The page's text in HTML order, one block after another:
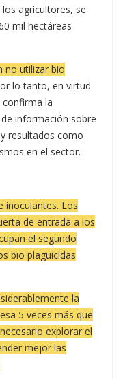
agricultores, se
mil hectáreas
no utilizar bio
lo tanto, en virtud
confirma la
información sobre
resultados como
en el sector.
inoculantes. Los
de entrada a los
el segundo
bio plaguicidas
la
5 veces más que
explorar el
mejor las